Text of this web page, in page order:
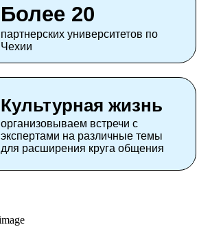
Более 20
партнерских университетов по
Чехии
Культурная жизнь
организовываем встречи с
экспертами на различные темы
для расширения круга общения